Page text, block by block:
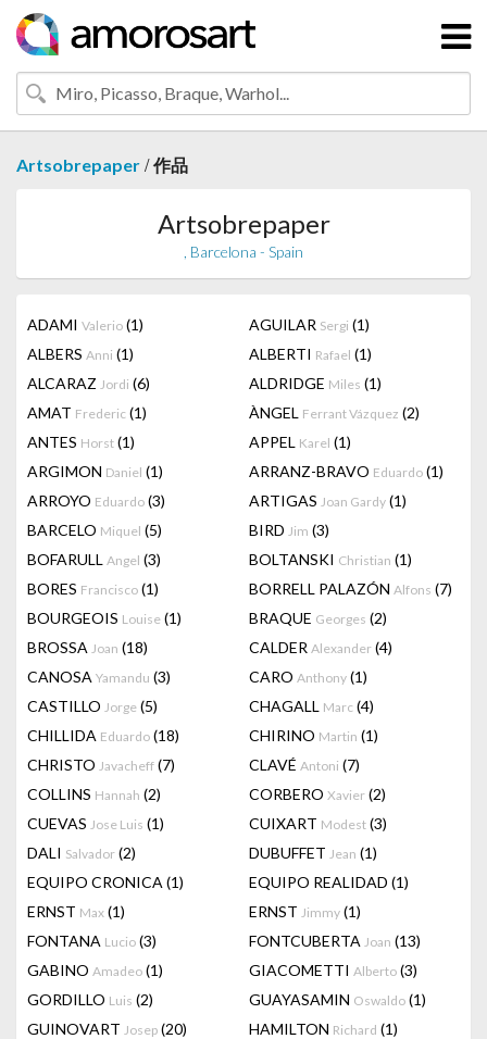
Artsobrepaper /作品
Artsobrepaper
, Barcelona - Spain
ADAMI Valerio (1) AGUILAR Sergi (1)
ALBERS Anni (1) ALBERTI Rafael (1)
ALCARAZ Jordi (6) ALDRIDGE Miles (1)
AMAT Frederic (1) ÀNGEL Ferrant Vázquez (2)
ANTES Horst (1) APPEL Karel (1)
ARGIMON Daniel (1) ARRANZ-BRAVO Eduardo (1)
ARROYO Eduardo (3) ARTIGAS Joan Gardy (1)
BARCELO Miquel (5) BIRD Jim (3)
BOFARULL Angel (3) BOLTANSKI Christian (1)
BORES Francisco (1) BORRELL PALAZÓN Alfons (7)
BOURGEOIS Louise (1) BRAQUE Georges (2)
BROSSA Joan (18) CALDER Alexander (4)
CANOSA Yamandu (3) CARO Anthony (1)
CASTILLO Jorge (5) CHAGALL Marc (4)
CHILLIDA Eduardo (18) CHIRINO Martin (1)
CHRISTO Javacheff (7) CLAVÉ Antoni (7)
COLLINS Hannah (2) CORBERO Xavier (2)
CUEVAS Jose Luis (1) CUIXART Modest (3)
DALI Salvador (2) DUBUFFET Jean (1)
EQUIPO CRONICA (1) EQUIPO REALIDAD (1)
ERNST Max (1) ERNST Jimmy (1)
FONTANA Lucio (3) FONTCUBERTA Joan (13)
GABINO Amadeo (1) GIACOMETTI Alberto (3)
GORDILLO Luis (2) GUAYASAMIN Oswaldo (1)
GUINOVART Josep (20) HAMILTON Richard (1)